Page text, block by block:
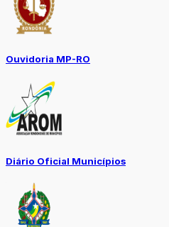
Ouvidoria MP-RO
Diário Oficial Municípios